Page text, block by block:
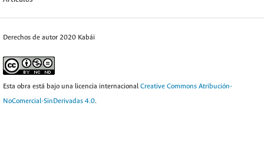
Derechos de autor 2020 Kabái
Esta obra está bajo una licencia internacional Creative Commons Atribución-
NoComercial-SinDerivadas 4.0.